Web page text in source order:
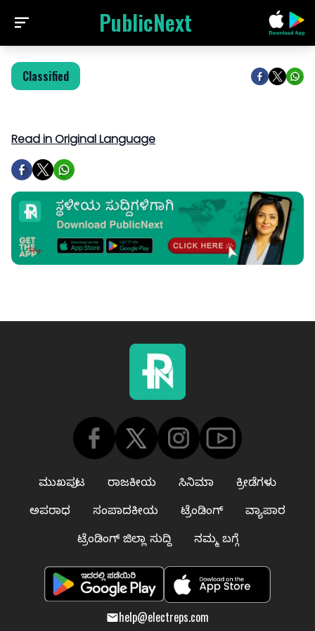
PublicNext
Classified
Read in Original Language
ಮುಖಪುಟ ರಾಜಕೀಯ ಸಿನಿಮಾ
ಕ್ರೀಡೆಗಳು
ಅಪರಾಧ
ಸಂಪಾದಕೀಯ ಟ್ರೆಂಡಿಂಗ್
ವ್ಯಾಪಾರ
ಟ್ರೆಂಡಿಂಗ್ ಜಿಲ್ಲಾ ಸುದ್ದಿ
ನಮ್ಮ ಬಗ್ಗೆ
help@electreps.com